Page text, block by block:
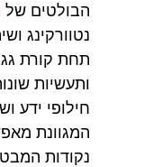
הבולטים של
נטוורקינג
תחת קורת גג
ותעשיות
חילופי ידע
המגוונת
נקודות המבט